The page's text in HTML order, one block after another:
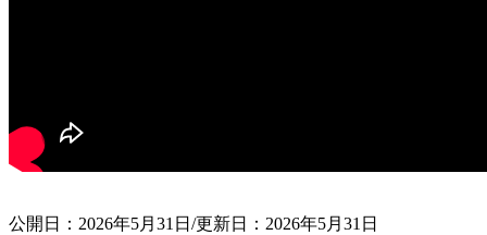
公開日：2026年5月31日/更新日：2026年5月31日